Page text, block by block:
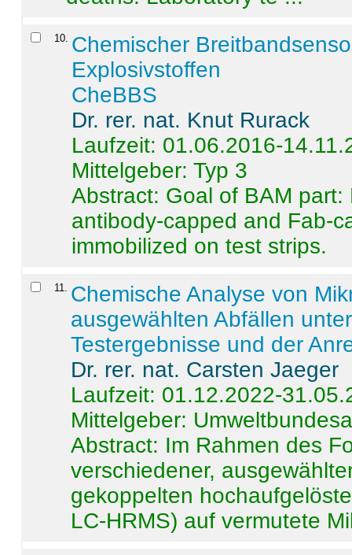
10 Chemischer
Explosivstoffen
CheBBS
Dr. rer. nat. Knut Rurack
Laufzeit: 01.06.2016-
Mittelgeber: Typ 3
Abstract: Goal of BAM
antibody-capped and Fab-
immobilized on test strips.
11
Chemische Analyse von
ausgewählten Abfällen
Testergebnisse und der
Dr. rer. nat. Carsten Jaeger
Laufzeit: 01.12.2022-
Mittelgeber:
Abstract: Im Rahmen des
verschiedener,
gekoppelten
LC-HRMS) auf vermutete